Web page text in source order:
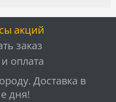
акций
заказ
оплата
Доставка в
дня!